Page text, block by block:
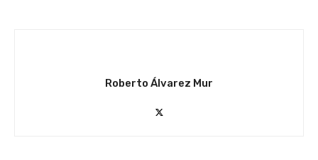
Roberto Álvarez Mur